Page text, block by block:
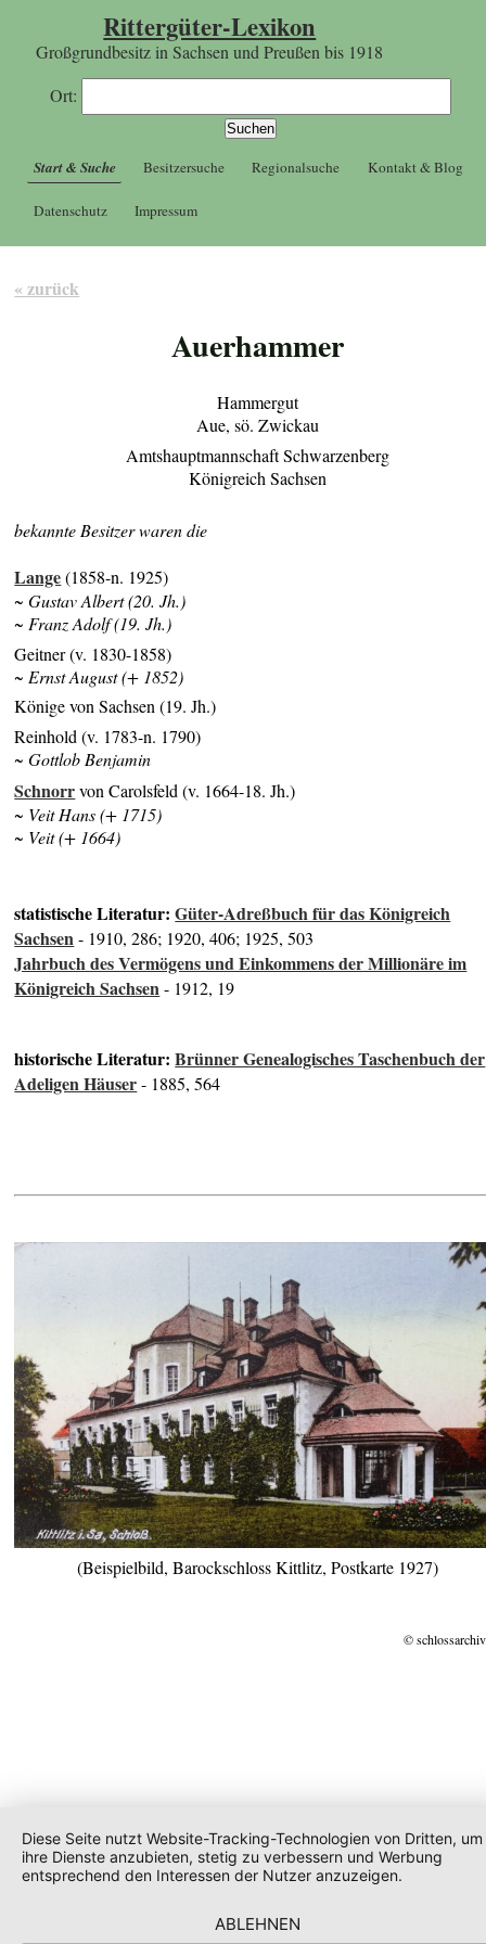
Rittergüter-Lexikon
Großgrundbesitz in Sachsen und Preußen bis 1918
Ort:
Start & Suche Besitzersuche Regionalsuche Kontakt & Blog
Datenschutz Impressum
« zurück
Auerhammer
Hammergut
Aue, sö. Zwickau
Amtshauptmannschaft Schwarzenberg
Königreich Sachsen
bekannte Besitzer waren die
Lange(1858-n. 1925)
~ Gustav Albert (20. Jh.)
~ Franz Adolf (19. Jh.)
Geitner (v. 1830-1858)
~ Ernst August (+ 1852)
Könige von Sachsen (19. Jh.)
Reinhold (v. 1783-n. 1790)
~ Gottlob Benjamin
Schnorrvon Carolsfeld (v. 1664-18. Jh.)
~ Veit Hans (+ 1715)
~ Veit (+ 1664)
statistische Literatur:Güter-Adreßbuch für das Königreich
Sachsen- 1910, 286; 1920, 406; 1925, 503
Jahrbuch des Vermögens und Einkommens der Millionäre im
Königreich Sachsen- 1912, 19
historische Literatur:Brünner Genealogisches Taschenbuch der
Adeligen Häuser- 1885, 564
(Beispielbild, Barockschloss Kittlitz, Postkarte 1927)
©
Diese Seite nutzt Website-Tracking-Technologien von Dritten, um
ihre Dienste anzubieten, stetig zu verbessern und Werbung
entsprechend den Interessen der Nutzer anzuzeigen.
ABLEHNEN